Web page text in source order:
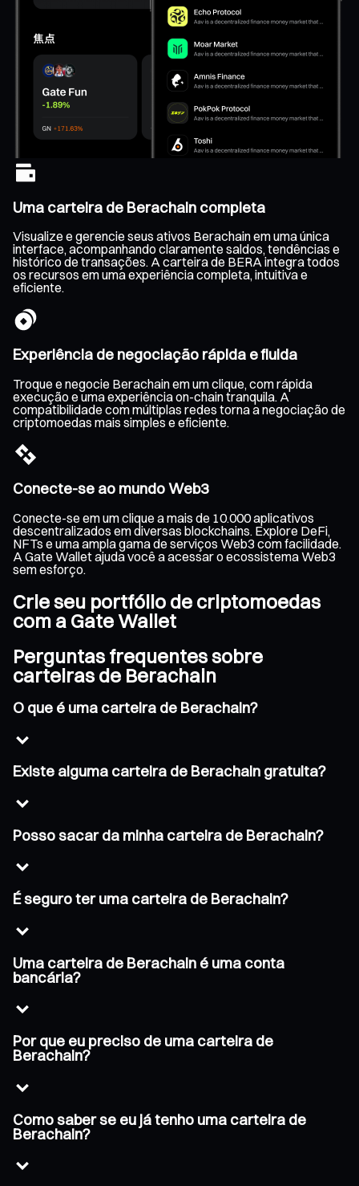
Uma carteira de Berachain completa
Visualize e gerencie seus ativos Berachain em uma única
interface, acompanhando claramente saldos, tendências e
histórico de transações. A carteira de BERA integra todos
os recursos em uma experiência completa, intuitiva e
eficiente.
Experiência de negociação rápida e fluida
Troque e negocie Berachain em um clique, com rápida
execução e uma experiência on-chain tranquila. A
compatibilidade com múltiplas redes torna a negociação de
criptomoedas mais simples e eficiente.
Conecte-se ao mundo Web3
Conecte-se em um clique a mais de 10.000 aplicativos
descentralizados em diversas blockchains. Explore DeFi,
NFTs e uma ampla gama de serviços Web3 com facilidade.
A Gate Wallet ajuda você a acessar o ecossistema Web3
sem esforço.
Crie seu portfólio de criptomoedas
com a Gate Wallet
Perguntas frequentes sobre
carteiras de Berachain
O que é uma carteira de Berachain?
Existe alguma carteira de Berachain gratuita?
Posso sacar da minha carteira de Berachain?
É seguro ter uma carteira de Berachain?
Uma carteira de Berachain é uma conta
bancária?
Por que eu preciso de uma carteira de
Berachain?
Como saber se eu já tenho uma carteira de
Berachain?